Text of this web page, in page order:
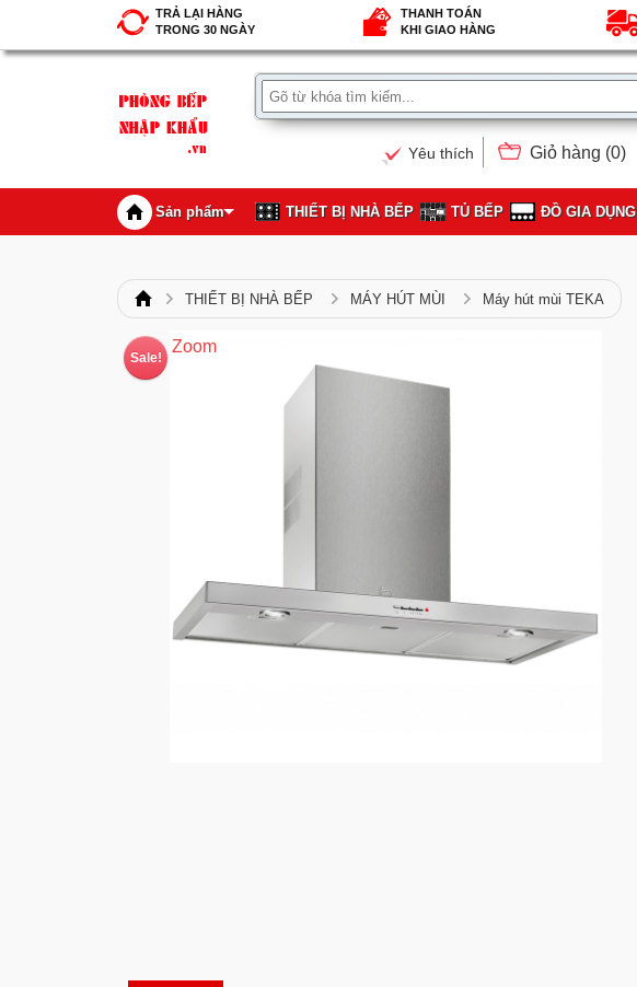
TRẢ LẠI HÀNG
TRONG 30 NGÀY
THANH TOÁN
KHI GIAO HÀNG
Giỏ hàng (0)
Yêu thích
Sản phẩm THIẾT BỊ NHÀ BẾP TỦ BẾP ĐỒ GIA DỤNG
THIẾT BỊ NHÀ BẾP MÁY HÚT MÙI Máy hút mùi TEKA
Sale!
Zoom